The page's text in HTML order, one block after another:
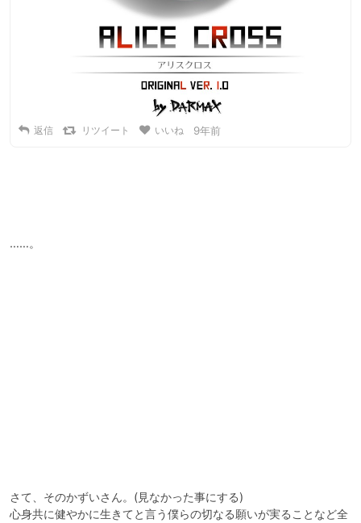
返信 リツイート いいね 9年前
……。
さて、そのかずいさん。(見なかった事にする)
心身共に健やかに生きてと言う僕らの切なる願いが実ることなど全